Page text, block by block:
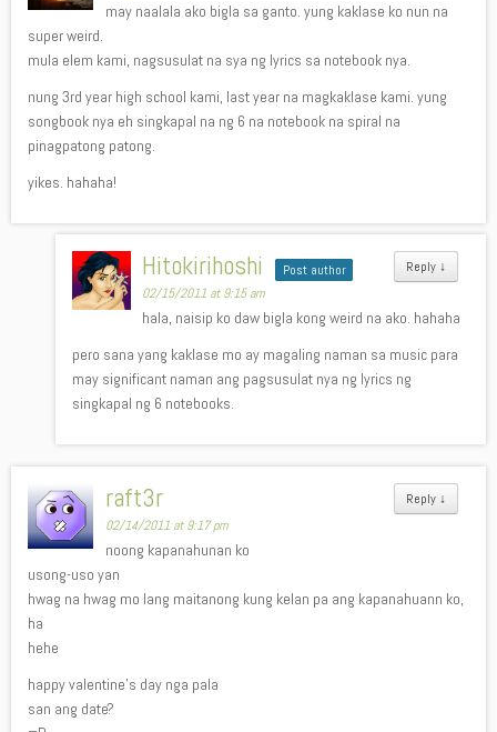
may naalala ako bigla sa ganto. yung kaklase ko nun na
super weird.
mula elem kami, nagsusulat na sya ng lyrics sa notebook nya.
nung 3rd year high school kami, last year na magkaklase kami. yung
songbook nya eh singkapal na ng 6 na notebook na spiral na
pinagpatong patong.
yikes. hahaha!
Reply ↓
Hitokirihoshi Post author
02/15/2011 at 9:15 am
hala, naisip ko daw bigla kong weird na ako. hahaha
pero sana yang kaklase mo ay magaling naman sa music para
may significant naman ang pagsusulat nya ng lyrics ng
singkapal ng 6 notebooks.
Reply ↓
raft3r
02/14/2011 at 9:17 pm
noong kapanahunan ko
usong-uso yan
hwag na hwag mo lang maitanong kung kelan pa ang kapanahuann ko,
ha
hehe
happy valentine’s day nga pala
san ang date?